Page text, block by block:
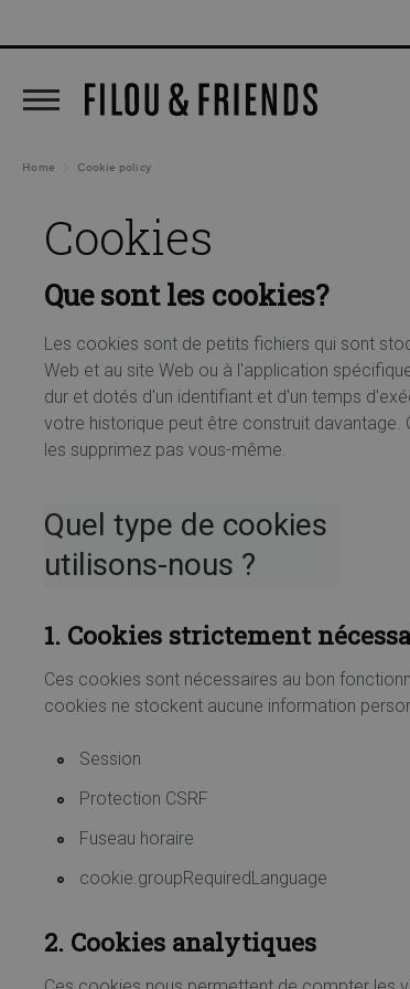
Home Cookie policy
Cookies
Que sont les cookies?
Les cookies sont de petits fichiers qui sont
Web et au site Web ou à l'application
dur et dotés d'un identifiant et d'un temps
votre historique peut être construit
les supprimez pas vous-même.
Quel type de cookies
utilisons-nous ?
1. Cookies strictement
Ces cookies sont nécessaires au bon
cookies ne stockent aucune information
Session
Protection CSRF
Fuseau horaire
cookie.groupRequiredLanguage
2. Cookies analytiques